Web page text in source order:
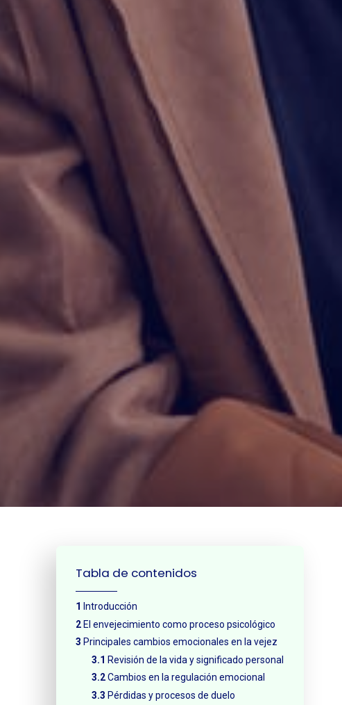
Tabla de contenidos
Introducción
El envejecimiento como proceso psicológico
Principales cambios emocionales en la vejez
Revisión de la vida y significado personal
Cambios en la regulación emocional
Pérdidas y procesos de duelo